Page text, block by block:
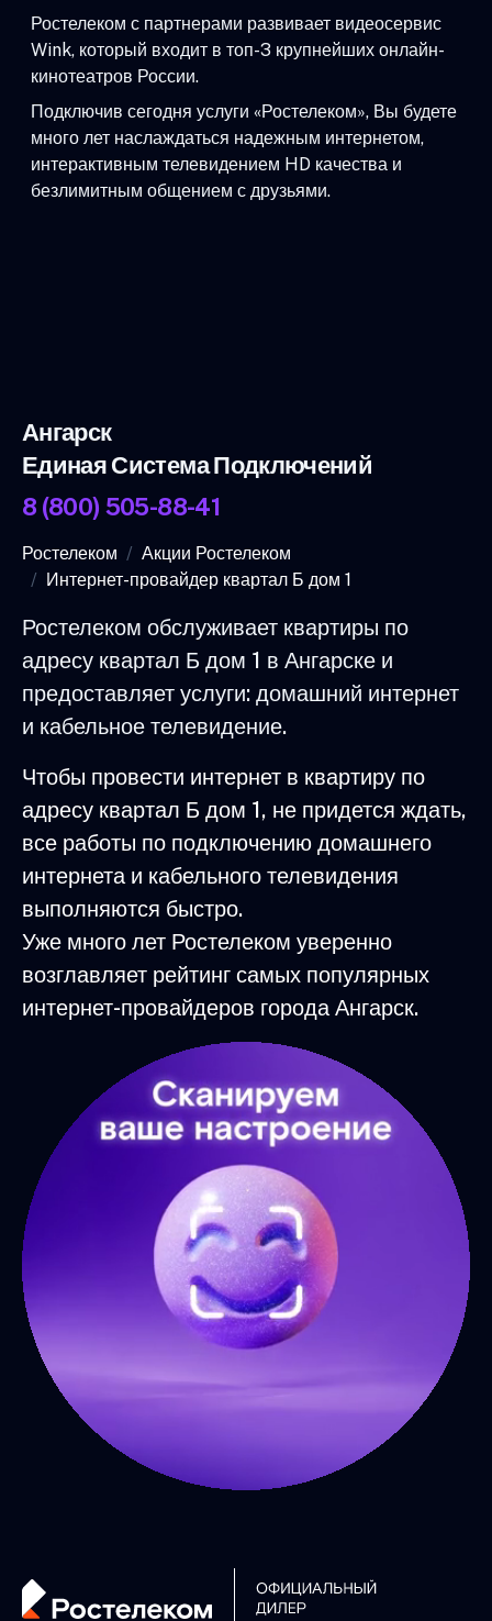
Ростелеком с партнерами развивает видеосервис
Wink, который входит в топ-3 крупнейших онлайн-
кинотеатров России.
Подключив сегодня услуги «Ростелеком», Вы будете
много лет наслаждаться надежным интернетом,
интерактивным телевидением HD качества и
безлимитным общением с друзьями.
Ангарск
Единая Система Подключений
8 (800) 505-88-41
Ростелеком
Акции Ростелеком
Интернет-провайдер квартал Б дом 1
Ростелеком обслуживает квартиры по
адресу квартал Б дом 1 в Ангарске и
предоставляет услуги: домашний интернет
и кабельное телевидение.
Чтобы провести интернет в квартиру по
адресу квартал Б дом 1, не придется ждать,
все работы по подключению домашнего
интернета и кабельного телевидения
выполняются быстро.
Уже много лет Ростелеком уверенно
возглавляет рейтинг самых популярных
интернет-провайдеров города Ангарск.